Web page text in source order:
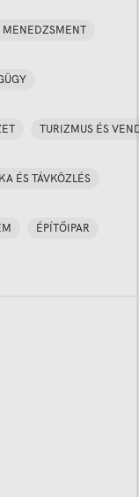
MENEDZSMENT
TURIZMUS ÉS
ÉS TÁVKÖZLÉS
ÉPÍTŐIPAR